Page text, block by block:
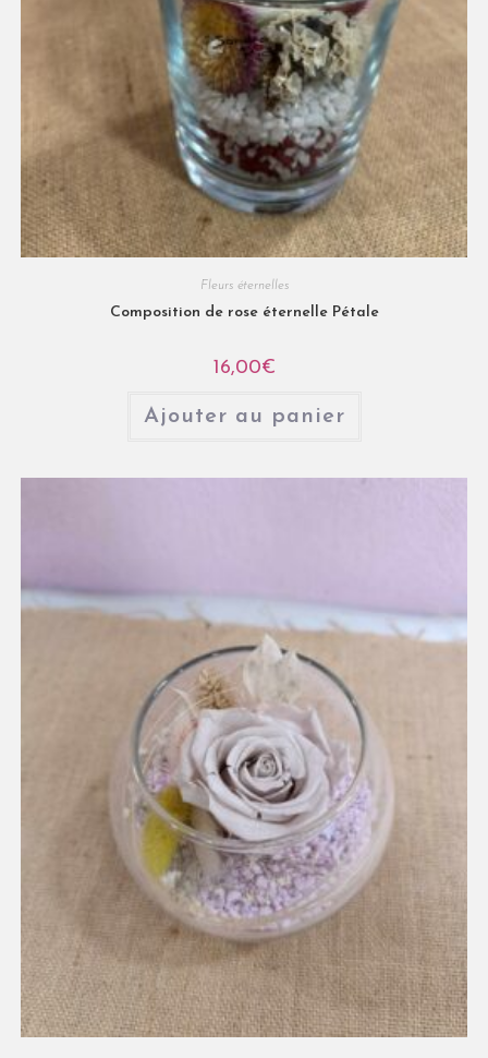
Fleurs éternelles
Composition de rose éternelle Pétale
16,00€
Ajouter au panier